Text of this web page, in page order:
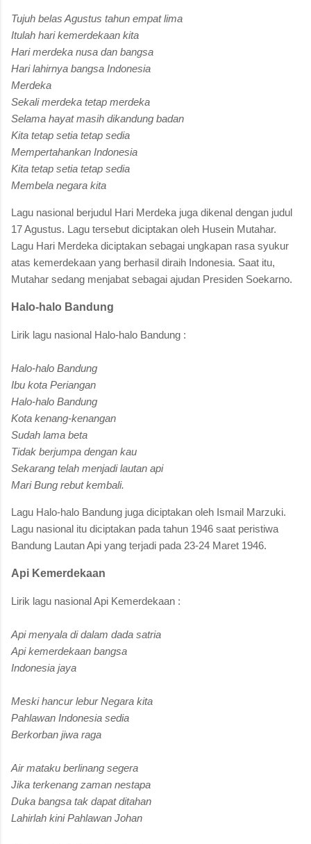
Tujuh belas Agustus tahun empat lima
Itulah hari kemerdekaan kita
Hari merdeka nusa dan bangsa
Hari lahirnya bangsa Indonesia
Merdeka
Sekali merdeka tetap merdeka
Selama hayat masih dikandung badan
Kita tetap setia tetap sedia
Mempertahankan Indonesia
Kita tetap setia tetap sedia
Membela negara kita
Lagu nasional berjudul Hari Merdeka juga dikenal dengan judul
17 Agustus. Lagu tersebut diciptakan oleh Husein Mutahar.
Lagu Hari Merdeka diciptakan sebagai ungkapan rasa syukur
atas kemerdekaan yang berhasil diraih Indonesia. Saat itu,
Mutahar sedang menjabat sebagai ajudan Presiden Soekarno.
Halo-halo Bandung
Lirik lagu nasional Halo-halo Bandung :
Halo-halo Bandung
Ibu kota Periangan
Halo-halo Bandung
Kota kenang-kenangan
Sudah lama beta
Tidak berjumpa dengan kau
Sekarang telah menjadi lautan api
Mari Bung rebut kembali.
Lagu Halo-halo Bandung juga diciptakan oleh Ismail Marzuki.
Lagu nasional itu diciptakan pada tahun 1946 saat peristiwa
Bandung Lautan Api yang terjadi pada 23-24 Maret 1946.
Api Kemerdekaan
Lirik lagu nasional Api Kemerdekaan :
Api menyala di dalam dada satria
Api kemerdekaan bangsa
Indonesia jaya
Meski hancur lebur Negara kita
Pahlawan Indonesia sedia
Berkorban jiwa raga
Air mataku berlinang segera
Jika terkenang zaman nestapa
Duka bangsa tak dapat ditahan
Lahirlah kini Pahlawan Johan